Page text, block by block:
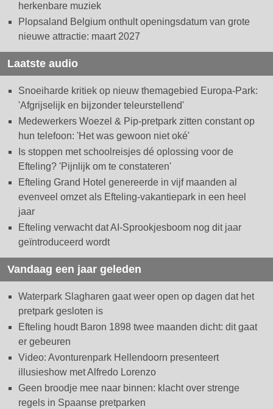
herkenbare muziek
Plopsaland Belgium onthult openingsdatum van grote
nieuwe attractie: maart 2027
Laatste audio
Snoeiharde kritiek op nieuw themagebied Europa-Park:
'Afgrijselijk en bijzonder teleurstellend'
Medewerkers Woezel & Pip-pretpark zitten constant op
hun telefoon: 'Het was gewoon niet oké'
Is stoppen met schoolreisjes dé oplossing voor de
Efteling? 'Pijnlijk om te constateren'
Efteling Grand Hotel genereerde in vijf maanden al
evenveel omzet als Efteling-vakantiepark in een heel
jaar
Efteling verwacht dat AI-Sprookjesboom nog dit jaar
geïntroduceerd wordt
Vandaag een jaar geleden
Waterpark Slagharen gaat weer open op dagen dat het
pretpark gesloten is
Efteling houdt Baron 1898 twee maanden dicht: dit gaat
er gebeuren
Video: Avonturenpark Hellendoorn presenteert
illusieshow met Alfredo Lorenzo
Geen broodje mee naar binnen: klacht over strenge
regels in Spaanse pretparken